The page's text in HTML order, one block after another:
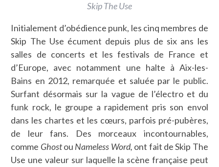
Skip The Use
Initialement d’obédience punk, les cinq membres de
Skip The Use écument depuis plus de six ans les
salles de concerts et les festivals de France et
d’Europe, avec notamment une halte à Aix-les-
Bains en 2012, remarquée et saluée par le public.
Surfant désormais sur la vague de l’électro et du
funk rock, le groupe a rapidement pris son envol
dans les chartes et les cœurs, parfois pré-pubères,
de leur fans. Des morceaux incontournables,
comme Ghostou Nameless Word, ont fait de Skip The
Use une valeur sur laquelle la scène française peut